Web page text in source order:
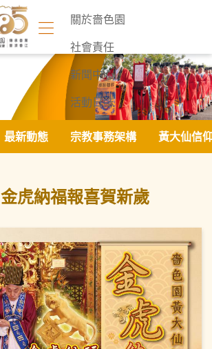
關於嗇色園
社會責任
新聞中心
活動日誌
聯絡我們
最新動態 宗教事務架構 黃大仙信
金虎納福報喜賀新歲